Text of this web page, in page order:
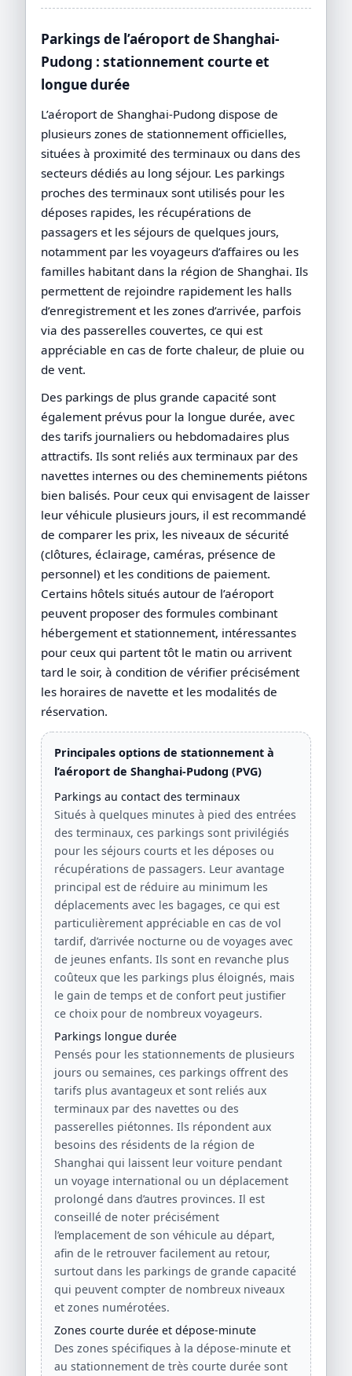
Parkings de l’aéroport de Shanghai-
Pudong : stationnement courte et
longue durée
L’aéroport de Shanghai-Pudong dispose de
plusieurs zones de stationnement officielles,
situées à proximité des terminaux ou dans des
secteurs dédiés au long séjour. Les parkings
proches des terminaux sont utilisés pour les
déposes rapides, les récupérations de
passagers et les séjours de quelques jours,
notamment par les voyageurs d’affaires ou les
familles habitant dans la région de Shanghai. Ils
permettent de rejoindre rapidement les halls
d’enregistrement et les zones d’arrivée, parfois
via des passerelles couvertes, ce qui est
appréciable en cas de forte chaleur, de pluie ou
de vent.
Des parkings de plus grande capacité sont
également prévus pour la longue durée, avec
des tarifs journaliers ou hebdomadaires plus
attractifs. Ils sont reliés aux terminaux par des
navettes internes ou des cheminements piétons
bien balisés. Pour ceux qui envisagent de laisser
leur véhicule plusieurs jours, il est recommandé
de comparer les prix, les niveaux de sécurité
(clôtures, éclairage, caméras, présence de
personnel) et les conditions de paiement.
Certains hôtels situés autour de l’aéroport
peuvent proposer des formules combinant
hébergement et stationnement, intéressantes
pour ceux qui partent tôt le matin ou arrivent
tard le soir, à condition de vérifier précisément
les horaires de navette et les modalités de
réservation.
Principales options de stationnement à
l’aéroport de Shanghai-Pudong (PVG)
Parkings au contact des terminaux
Situés à quelques minutes à pied des entrées
des terminaux, ces parkings sont privilégiés
pour les séjours courts et les déposes ou
récupérations de passagers. Leur avantage
principal est de réduire au minimum les
déplacements avec les bagages, ce qui est
particulièrement appréciable en cas de vol
tardif, d’arrivée nocturne ou de voyages avec
de jeunes enfants. Ils sont en revanche plus
coûteux que les parkings plus éloignés, mais
le gain de temps et de confort peut justifier
ce choix pour de nombreux voyageurs.
Parkings longue durée
Pensés pour les stationnements de plusieurs
jours ou semaines, ces parkings offrent des
tarifs plus avantageux et sont reliés aux
terminaux par des navettes ou des
passerelles piétonnes. Ils répondent aux
besoins des résidents de la région de
Shanghai qui laissent leur voiture pendant
un voyage international ou un déplacement
prolongé dans d’autres provinces. Il est
conseillé de noter précisément
l’emplacement de son véhicule au départ,
afin de le retrouver facilement au retour,
surtout dans les parkings de grande capacité
qui peuvent compter de nombreux niveaux
et zones numérotées.
Zones courte durée et dépose-minute
Des zones spécifiques à la dépose-minute et
au stationnement de très courte durée sont